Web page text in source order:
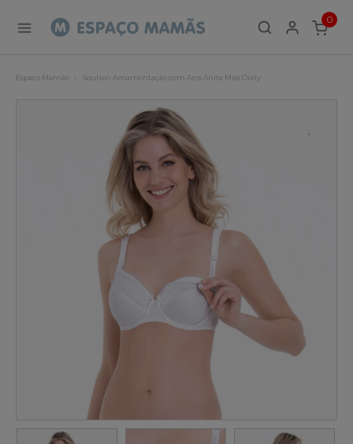
0
ITEMS
Espaço Mamãs Soutien Amamentação com Aros Anita Miss Orely